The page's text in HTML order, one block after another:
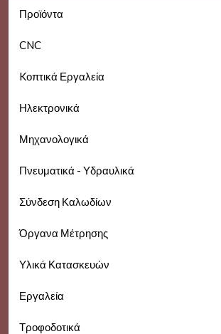
Προϊόντα
CNC
Kοπτικά Εργαλεία
Ηλεκτρονικά
Μηχανολογικά
Πνευματικά - Υδραυλικά
Σύνδεση Καλωδίων
Όργανα Μέτρησης
Υλικά Κατασκευών
Εργαλεία
Τροφοδοτικά